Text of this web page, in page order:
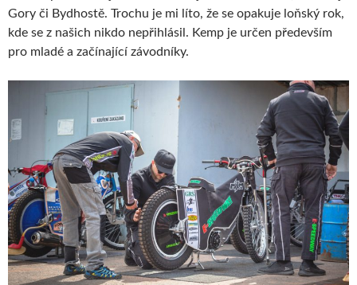
Gory či Bydhostě. Trochu je mi líto, že se opakuje loňský rok,
kde se z našich nikdo nepřihlásil. Kemp je určen především
pro mladé a začínající závodníky.